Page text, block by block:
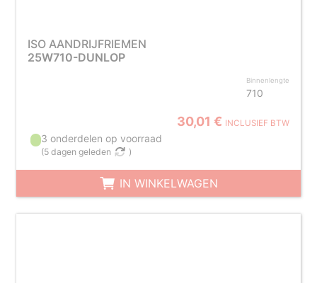
ISO AANDRIJFRIEMEN
25W710-DUNLOP
Binnenlengte
710
30,01 € INCLUSIEF BTW
3 onderdelen op voorraad
(5 dagen geleden )
IN WINKELWAGEN